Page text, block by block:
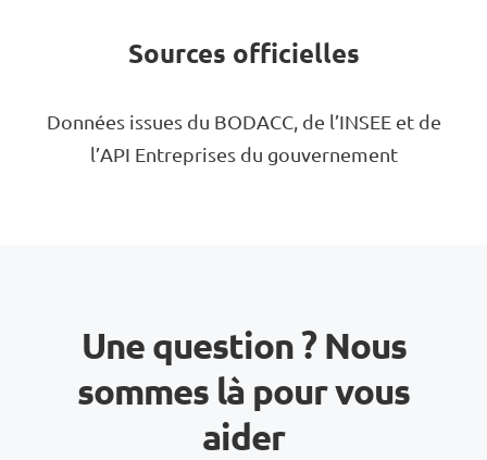
Sources officielles
Données issues du BODACC, de l’INSEE et de
l’API Entreprises du gouvernement
Une question ? Nous
sommes là pour vous
aider